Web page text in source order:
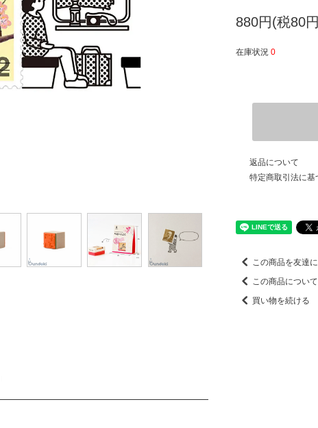
880円(税80
在庫状況 0
返品について
特定商取引法に基
この商品を友達
この商品につい
買い物を続ける